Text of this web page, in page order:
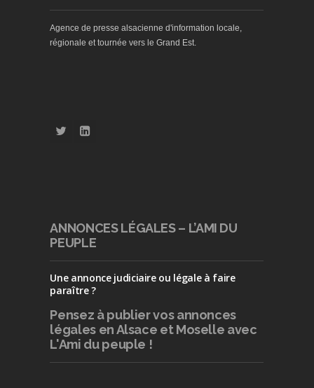
Agence de presse alsacienne d'information locale,
régionale et tournée vers le Grand Est.
ANNONCES LÉGALES – L’AMI DU
PEUPLE
Une annonce judiciaire ou légale à faire
paraître ?
Pensez à publiervos annonces
légales en Alsace et Moselle avec
L'Ami du peuple !